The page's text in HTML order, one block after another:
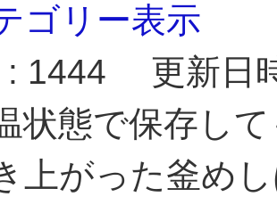
ゴリー表示
: 1444
更新日
状態で保存し
上がった釜め